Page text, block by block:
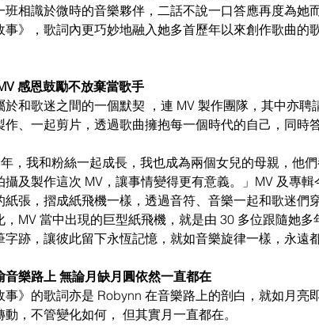
班相識於微時的音樂夥伴，二話不說一口答應再度為她
事》，歌詞內更巧妙地融入她多首歷年以來創作歌曲的
感恩鼓勵不放棄當歌手
於和歌迷之間的一個默契 ，連 MV 製作團隊，其中亦聘
作、一起剪片，透過歌曲擁抱每一個時代的自己，同時
，我和粉絲一起成長，我也成為兩個女兒的母親，他
攝及製作這次 MV，讓事情變得更有意義。」MV 及專
紙張，摺成紙飛機一樣，透過音符、音樂一起和歌迷們
，MV 當中出現的巨型紙飛機，就是由 30 多位跟隨她
跡，讓彼此留下永恆記憶，就如音樂旋律一樣，永遠
音樂路上 無論月缺月圓依然一直都在
事》的歌詞亦是 Robynn 在音樂路上的剖白，就如月亮
，不管變化如何， 但其實月一直都在。